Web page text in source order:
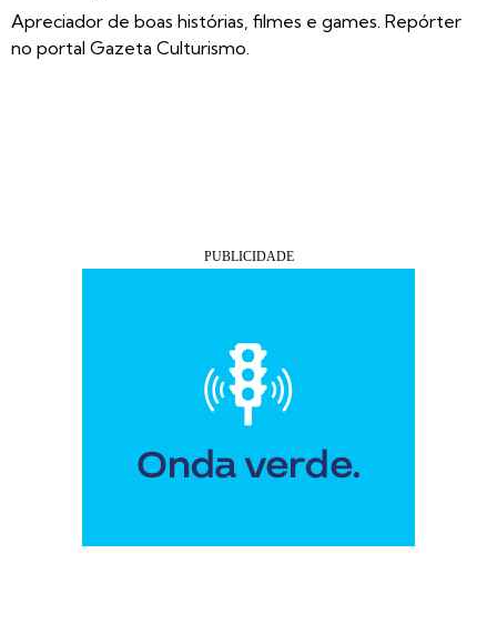
Apreciador de boas histórias, filmes e games. Repórter
no portal Gazeta Culturismo.